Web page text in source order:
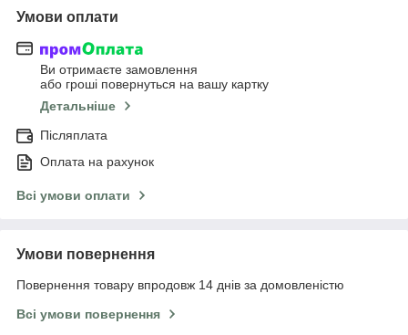
Умови оплати
Ви отримаєте замовлення
або гроші повернуться на вашу картку
Детальніше
Післяплата
Оплата на рахунок
Всі умови оплати
Умови повернення
Повернення товару впродовж 14 днів за домовленістю
Всі умови повернення